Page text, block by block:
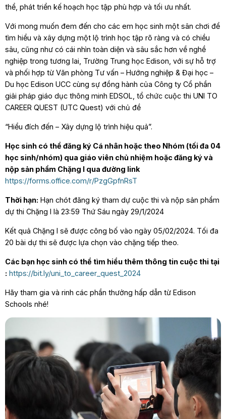
thể, phát triển kế hoạch học tập phù hợp và tối ưu nhất.
Với mong muốn đem đến cho các em học sinh một sân chơi để
tìm hiểu và xây dựng một lộ trình học tập rõ ràng và có chiều
sâu, cũng như có cái nhìn toàn diện và sâu sắc hơn về nghề
nghiệp trong tương lai, Trường Trung học Edison, với sự hỗ trợ
và phối hợp từ Văn phòng Tư vấn – Hướng nghiệp & Đại học –
Du học Edison UCC cùng sự đồng hành của Công ty Cổ phần
giải pháp giáo dục thông minh EDSOL, tổ chức cuộc thi UNI TO
CAREER QUEST (UTC Quest) với chủ đề
“Hiểu đích đến – Xây dựng lộ trình hiệu quả”.
Học sinh có thể đăng ký Cá nhân hoặc theo Nhóm (tối đa 04
học sinh/nhóm) qua giáo viên chủ nhiệm hoặc đăng ký và
nộp sản phẩm Chặng I qua đường link
https://forms.office.com/r/PzgGpfnRsT
Thời hạn: Hạn chót đăng ký tham dự cuộc thi và nộp sản phẩm
dự thi Chặng I là 23:59 Thứ Sáu ngày 29/1/2024
Kết quả Chặng I sẽ được công bố vào ngày 05/02/2024. Tối đa
20 bài dự thi sẽ được lựa chọn vào chặng tiếp theo.
Các bạn học sinh có thể tìm hiểu thêm thông tin cuộc thi tại
: https://bit.ly/uni_to_career_quest_2024
Hãy tham gia và rinh các phần thưởng hấp dẫn từ Edison
Schools nhé!